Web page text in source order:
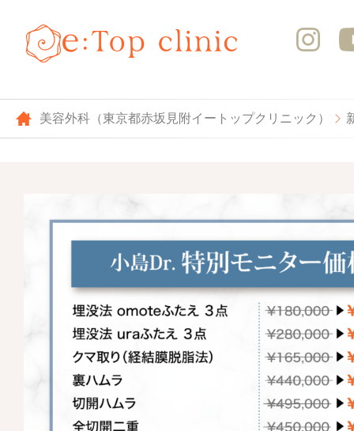
美容外科（東京都赤坂見附イートップクリニック）